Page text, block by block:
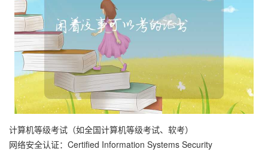
计算机等级考试（如全国计算机等级考试、软考）
网络安全认证：Certified Information Systems Security